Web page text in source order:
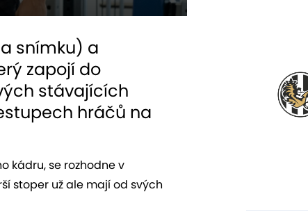
snímku) a
zapojí do
stávajících
hráčů na
kádru, se rozhodne v
stoper už ale mají od svých